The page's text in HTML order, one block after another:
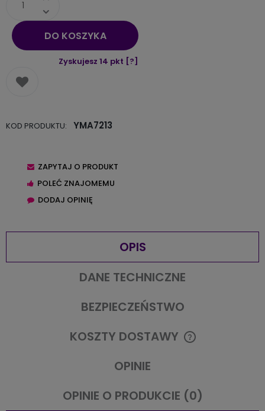
DO KOSZYKA
Zyskujesz 14 pkt [?]
KOD PRODUKTU: YMA7213
ZAPYTAJ O PRODUKT
POLEĆ ZNAJOMEMU
DODAJ OPINIĘ
OPIS
DANE TECHNICZNE
BEZPIECZEŃSTWO
KOSZTY DOSTAWY
CENA NIE ZAWIERA EWENTUALNYCH KOSZTÓW PŁATNOŚCI
OPINIE
OPINIE O PRODUKCIE (0)